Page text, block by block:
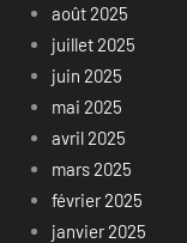
août 2025
juillet 2025
juin 2025
mai 2025
avril 2025
mars 2025
février 2025
janvier 2025